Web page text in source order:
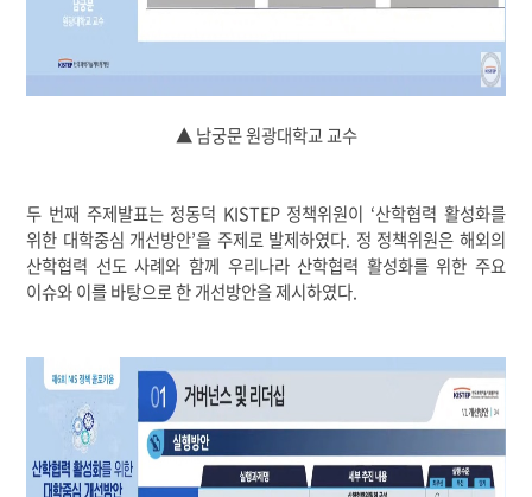
▲ 남궁문 원광대학교 교수
두 번째 주제발표는 정동덕 KISTEP 정책위원이 ‘산학협력 활성화를
위한 대학중심 개선방안’을 주제로 발제하였다. 정 정책위원은 해외의
산학협력 선도 사례와 함께 우리나라 산학협력 활성화를 위한 주요
이슈와 이를 바탕으로 한 개선방안을 제시하였다.